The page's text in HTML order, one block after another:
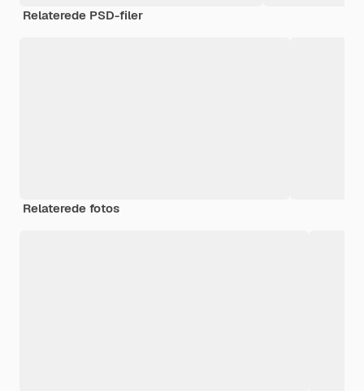
Relaterede PSD-filer
Relaterede fotos